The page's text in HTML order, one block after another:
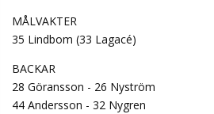
MÅLVAKTER
35 Lindbom (33 Lagacé)
BACKAR
28 Göransson - 26 Nyström
44 Andersson - 32 Nygren